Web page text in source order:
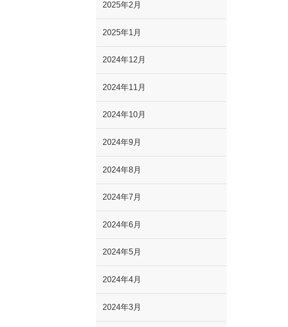
2025年2月
2025年1月
2024年12月
2024年11月
2024年10月
2024年9月
2024年8月
2024年7月
2024年6月
2024年5月
2024年4月
2024年3月